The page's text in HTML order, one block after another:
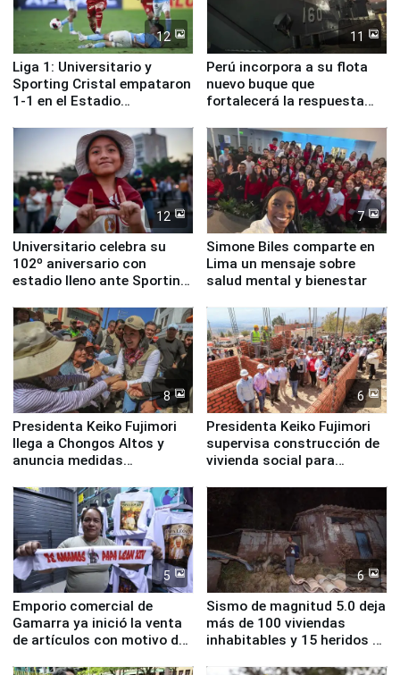
12
Liga 1: Universitario y
Sporting Cristal empataron
1-1 en el Estadio
11
Perú incorpora a su flota
nuevo buque que
fortalecerá la respuesta
12
Universitario celebra su
102º aniversario con
estadio lleno ante Sporting
7
Simone Biles comparte en
Lima un mensaje sobre
salud mental y bienestar
8
Presidenta Keiko Fujimori
llega a Chongos Altos y
anuncia medidas
educación, salud y empleo
6
Presidenta Keiko Fujimori
supervisa construcción de
vivienda social para
5
Emporio comercial de
Gamarra ya inició la venta
de artículos con motivo de
6
Sismo de magnitud 5.0 deja
más de 100 viviendas
inhabitables y 15 heridos en